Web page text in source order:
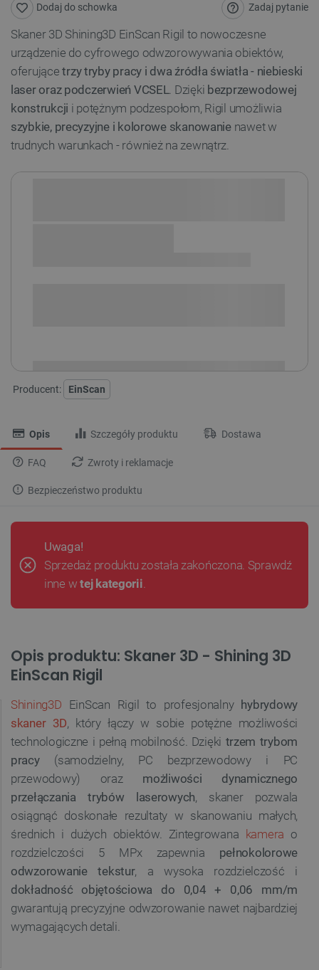
Zadaj pytanie
Dodaj do schowka
Skaner 3D Shining3D EinScan Rigil to nowoczesne
urządzenie do cyfrowego odwzorowywania obiektów,
oferującetrzy tryby pracy i dwa źródła światła - niebieski
laser oraz podczerwień VCSEL. Dzięki bezprzewodowej
konstrukcji i potężnym podzespołom, Rigil umożliwia
szybkie, precyzyjne i kolorowe skanowanienawet w
trudnych warunkach - również na zewnątrz.
Producent: EinScan
Opis Szczegóły produktu Dostawa
FAQ Zwroty i reklamacje
Bezpieczeństwo produktu
Uwaga!
Sprzedaż produktu została zakończona. Sprawdź
inne wtej kategorii.
Opis produktu: Skaner 3D - Shining 3D
EinScan Rigil
Shining3D EinScan Rigil to profesjonalny hybrydowy
skaner 3D, który łączy w sobie potężne możliwości
technologiczne i pełną mobilność. Dzięki trzem trybom
pracy(samodzielny, PC bezprzewodowy i PC
przewodowy) oraz możliwości dynamicznego
przełączania trybów laserowych, skaner pozwala
osiągnąć doskonałe rezultaty w skanowaniu małych,
średnich i dużych obiektów. Zintegrowana kamera o
rozdzielczości 5 MPx zapewnia pełnokolorowe
odwzorowanie tekstur, a wysoka rozdzielczość i
dokładność objętościowa do 0,04 + 0,06 mm/m
gwarantują precyzyjne odwzorowanie nawet najbardziej
wymagających detali.